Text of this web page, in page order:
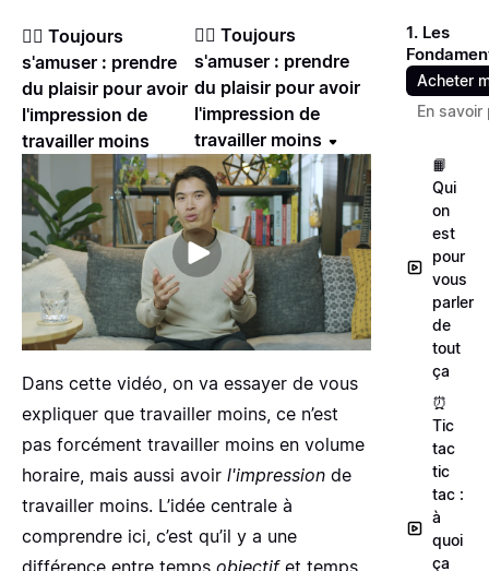
🤸‍♀️ Toujours
s'amuser : prendre
du plaisir pour avoir
l'impression de
travailler moins
🤸‍♀️ Toujours
s'amuser : prendre
du plaisir pour avoir
l'impression de
travailler moins
Dans cette vidéo, on va essayer de vous
expliquer que travailler moins, ce n’est
pas forcément travailler moins en volume
horaire, mais aussi avoir l'impression de
travailler moins. L’idée centrale à
comprendre ici, c’est qu’il y a une
différence entre temps objectifet temps
1. Les
Acheter
En savoir
📙
Qui
on
est
pour
vous
parler
de
tout
ça
⏰
Tic
tac
tic
tac :
à
quoi
ça